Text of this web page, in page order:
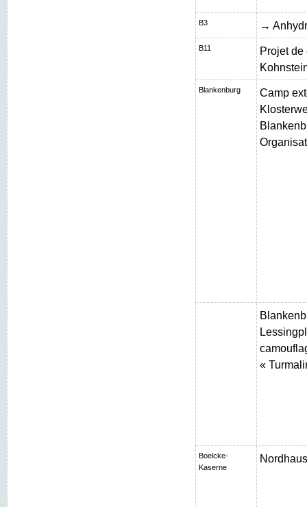
B3 →
B11
Projet de
Blankenburg
Camp
«
Boelcke-
Kaserne